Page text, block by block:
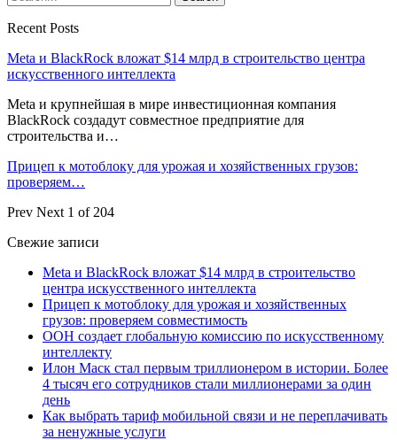
Recent Posts
Meta и BlackRock вложат $14 млрд в строительство центра
искусственного интеллекта
Meta и крупнейшая в мире инвестиционная компания
BlackRock создадут совместное предприятие для
строительства и…
Прицеп к мотоблоку для урожая и хозяйственных грузов:
проверяем…
Prev Next 1 of 204
Свежие записи
Meta и BlackRock вложат $14 млрд в строительство
центра искусственного интеллекта
Прицеп к мотоблоку для урожая и хозяйственных
грузов: проверяем совместимость
ООН создает глобальную комиссию по искусственному
интеллекту
Илон Маск стал первым триллионером в истории. Более
4 тысяч его сотрудников стали миллионерами за один
день
Как выбрать тариф мобильной связи и не переплачивать
за ненужные услуги